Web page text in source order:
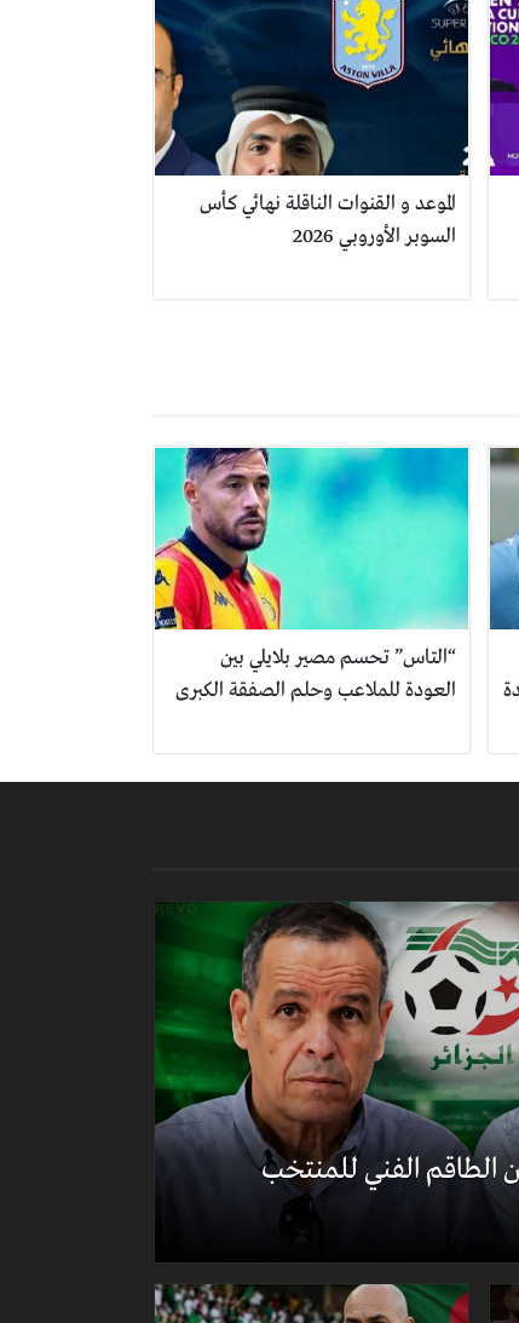
الموعد و القنوات الناقلة نهائي كأس
السوبر الأوروبي 2026
“التاس” تحسم مصير بلايلي بين
العودة للملاعب وحلم الصفقة الكبرى
الفني للمنتخب